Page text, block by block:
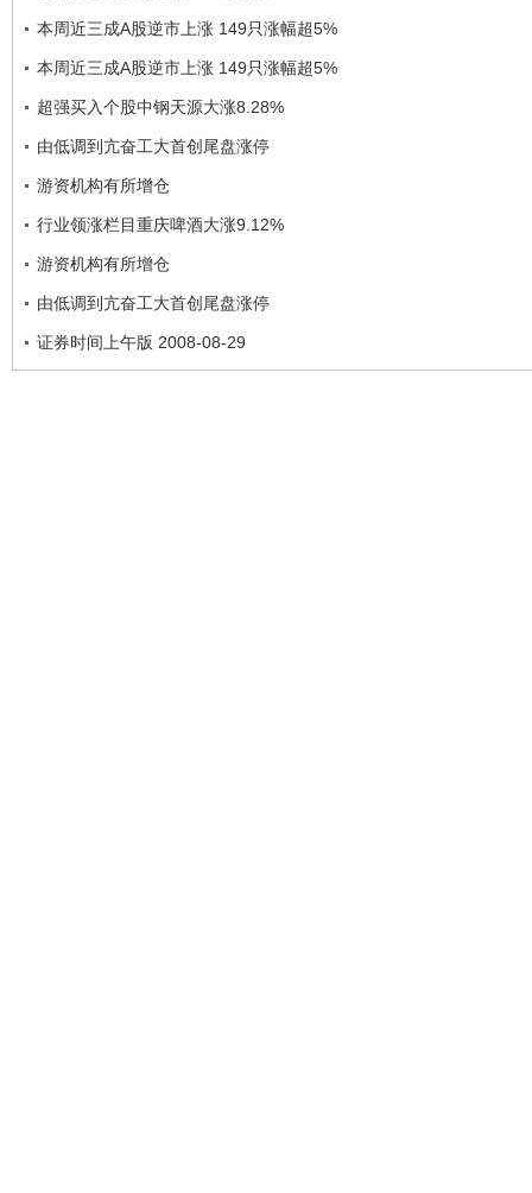
本周近三成A股逆市上涨 149只涨幅超5%
本周近三成A股逆市上涨 149只涨幅超5%
超强买入个股中钢天源大涨8.28%
由低调到亢奋工大首创尾盘涨停
游资机构有所增仓
行业领涨栏目重庆啤酒大涨9.12%
游资机构有所增仓
由低调到亢奋工大首创尾盘涨停
证券时间上午版 2008-08-29